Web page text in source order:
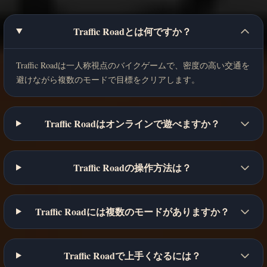
Traffic Roadとは何ですか？
Traffic Roadは一人称視点のバイクゲームで、密度の高い交通を
避けながら複数のモードで目標をクリアします。
Traffic Roadはオンラインで遊べますか？
Traffic Roadの操作方法は？
Traffic Roadには複数のモードがありますか？
Traffic Roadで上手くなるには？